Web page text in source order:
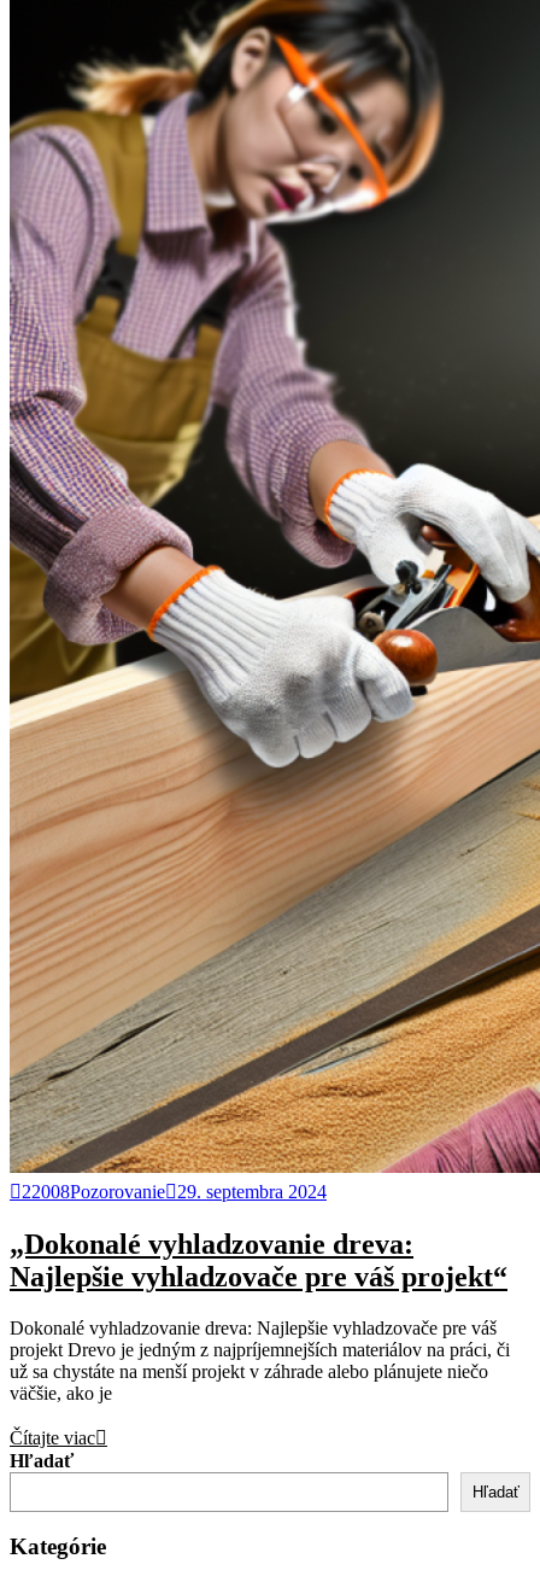
22008Pozorovanie 29. septembra 2024
„Dokonalé vyhladzovanie dreva:
Najlepšie vyhladzovače pre váš projekt“
Dokonalé vyhladzovanie dreva: Najlepšie vyhladzovače pre váš
projekt Drevo je jedným z najpríjemnejších materiálov na práci, či
už sa chystáte na menší projekt v záhrade alebo plánujete niečo
väčšie, ako je
Čítajte viac
Hľadať
Hľadať
Kategórie